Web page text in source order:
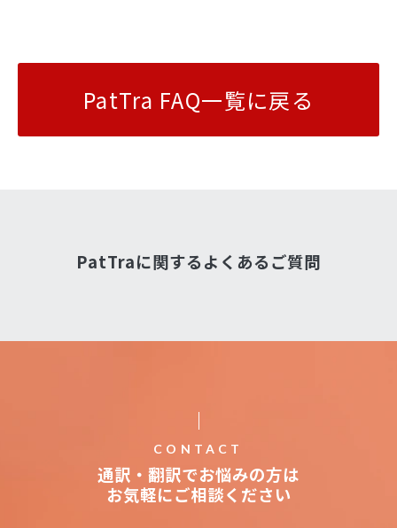
PatTra FAQ一覧に戻る
PatTraに関するよくあるご質問
CONTACT
通訳・翻訳でお悩みの方は
お気軽にご相談ください